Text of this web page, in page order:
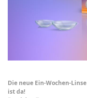
Die neue Ein-Wochen-Linse
ist da!